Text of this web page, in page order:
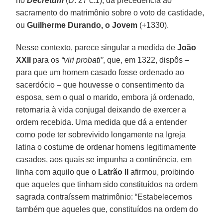
sacramento do matrimônio sobre o voto de castidade,
ouGuilherme Durando, o Jovem (+1330).
Nesse contexto, parece singular a medida deJoão
XXII
para os “viri probati”, que, em 1322, dispôs –
para que um homem casado fosse ordenado ao
sacerdócio – que houvesse o consentimento da
esposa, sem o qual o marido, embora já ordenado,
retornaria à vida conjugal deixando de exercer a
ordem recebida. Uma medida que dá a entender
como pode ter sobrevivido longamente na Igreja
latina o costume de ordenar homens legitimamente
casados, aos quais se impunha a continência, em
linha com aquilo que o Latrão II
afirmou, proibindo
que aqueles que tinham sido constituídos na ordem
sagrada contraíssem matrimônio: “Estabelecemos
também que aqueles que, constituídos na ordem do